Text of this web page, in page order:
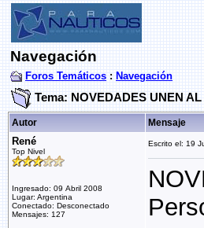
Navegación
Foros Temáticos : Navegación
Tema: NOVEDADES UNEN AL
Autor Mensaje
René
Top Nivel
Ingresado: 09 Abril 2008
Lugar: Argentina
Conectado: Desconectado
Mensajes: 127
Escrito el: 19